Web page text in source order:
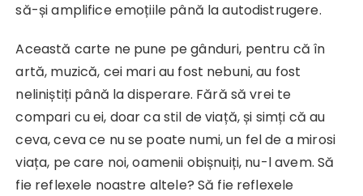
să-și amplifice emoțiile până la autodistrugere.
Această carte ne pune pe gânduri, pentru că în
artă, muzică, cei mari au fost nebuni, au fost
neliniștiți până la disperare. Fără să vrei te
compari cu ei, doar ca stil de viață, și simți că au
ceva, ceva ce nu se poate numi, un fel de a mirosi
viața, pe care noi, oamenii obișnuiți, nu-l avem. Să
fie reflexele noastre altele? Să fie reflexele